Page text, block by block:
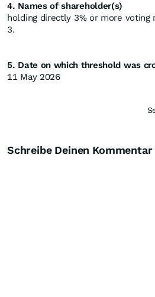
4. Names of shareholder(s)
holding directly 3% or more
3.
5. Date on which threshold was
11 May 2026
Schreibe Deinen Kommentar